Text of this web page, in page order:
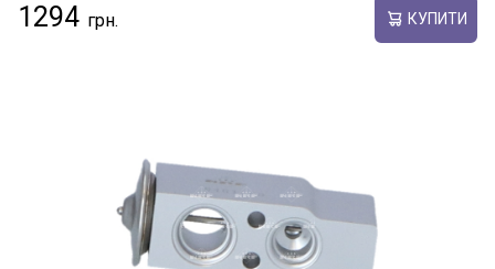
1294 КУПИТИ